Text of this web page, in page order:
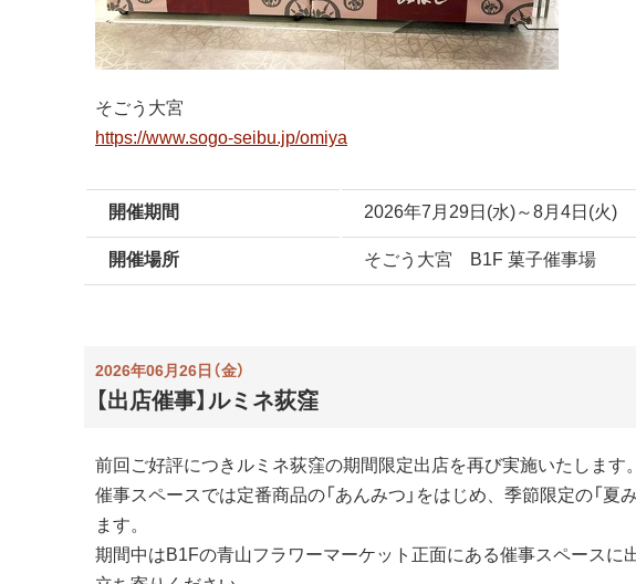
そごう大宮
https://www.sogo-seibu.jp/omiya
開催期間 2026年7月29日(水)～8月4日(火)
開催場所 そごう大宮 B1F 菓子催事場
2026年06月26日（金）
【出店催事】ルミネ荻窪
前回ご好評につきルミネ荻窪の期間限定出店を再び実施いたします。
催事スペースでは定番商品の「あんみつ」をはじめ、季節限定の「夏
ます。
期間中はB1Fの青山フラワーマーケット正面にある催事スペース